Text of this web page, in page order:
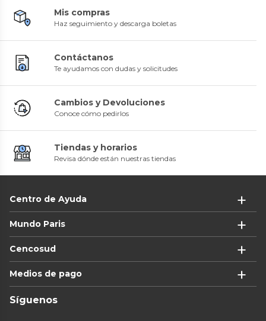
Mis compras
Haz seguimiento y descarga boletas
Contáctanos
Te ayudamos con dudas y solicitudes
Cambios y Devoluciones
Conoce cómo pedirlos
Tiendas y horarios
Revisa dónde están nuestras tiendas
Centro de Ayuda
Mundo Paris
Cencosud
Medios de pago
Síguenos